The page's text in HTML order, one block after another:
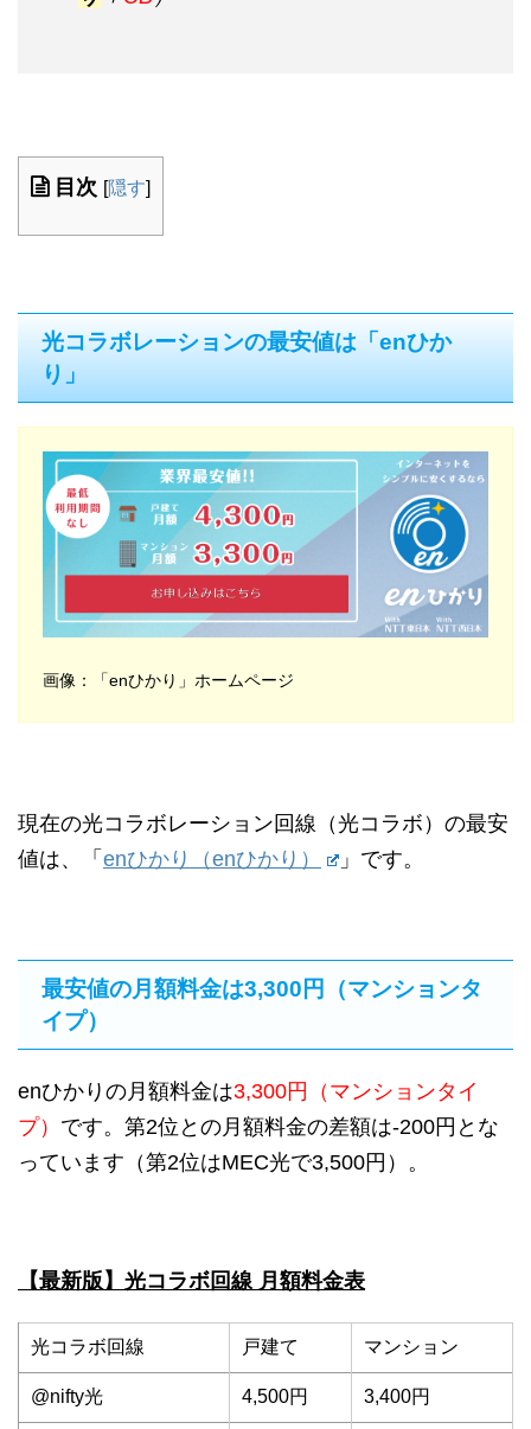
目次 [隠す]
光コラボレーションの最安値は「enひか
り」
画像：「enひかり」ホームページ
現在の光コラボレーション回線（光コラボ）の最安
値は、「 enひかり（enひかり） 」です。
最安値の月額料金は3,300円（マンションタ
イプ）
enひかりの月額料金は3,300円（マンションタイ
プ） です。第2位との月額料金の差額は-200円とな
っています（第2位はMEC光で3,500円）。
【最新版】光コラボ回線 月額料金表
光コラボ回線 戸建て マンション
@nifty光 4,500円 3,400円